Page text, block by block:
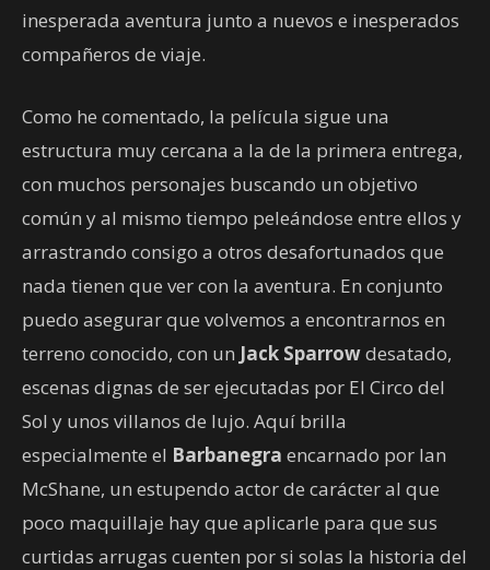
inesperada aventura junto a nuevos e inesperados
compañeros de viaje.
Como he comentado, la película sigue una
estructura muy cercana a la de la primera entrega,
con muchos personajes buscando un objetivo
común y al mismo tiempo peleándose entre ellos y
arrastrando consigo a otros desafortunados que
nada tienen que ver con la aventura. En conjunto
puedo asegurar que volvemos a encontrarnos en
terreno conocido, con un Jack Sparrowdesatado,
escenas dignas de ser ejecutadas por El Circo del
Sol y unos villanos de lujo. Aquí brilla
especialmente el Barbanegra encarnado por Ian
McShane, un estupendo actor de carácter al que
poco maquillaje hay que aplicarle para que sus
curtidas arrugas cuenten por si solas la historia del